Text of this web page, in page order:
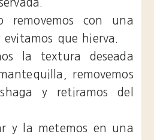
con una
que hierva.
la textura deseada
removemos
y retiramos del
y la metemos en una